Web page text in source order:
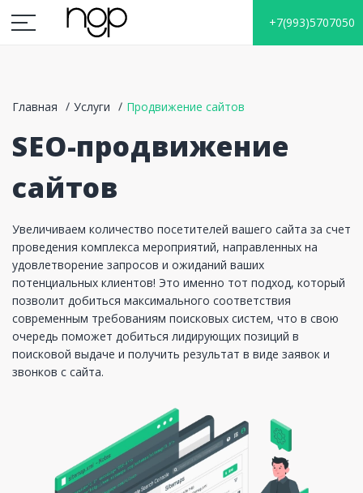
+7(993)5707050
Главная Услуги Продвижение сайтов
SEO-продвижение
сайтов
Увеличиваем количество посетителей вашего сайта за счет
проведения комплекса мероприятий, направленных на
удовлетворение запросов и ожиданий ваших
потенциальных клиентов! Это именно тот подход, который
позволит добиться максимального соответствия
современным требованиям поисковых систем, что в свою
очередь поможет добиться лидирующих позиций в
поисковой выдаче и получить результат в виде заявок и
звонков с сайта.